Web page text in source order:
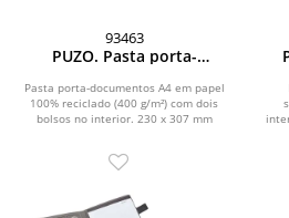
93463
PUZO. Pasta porta-
100% reciclado (400 g/m²)
Pasta porta-documentos A4 em papel
100% reciclado (400 g/m²) com dois
bolsos no interior. 230 x 307 mm